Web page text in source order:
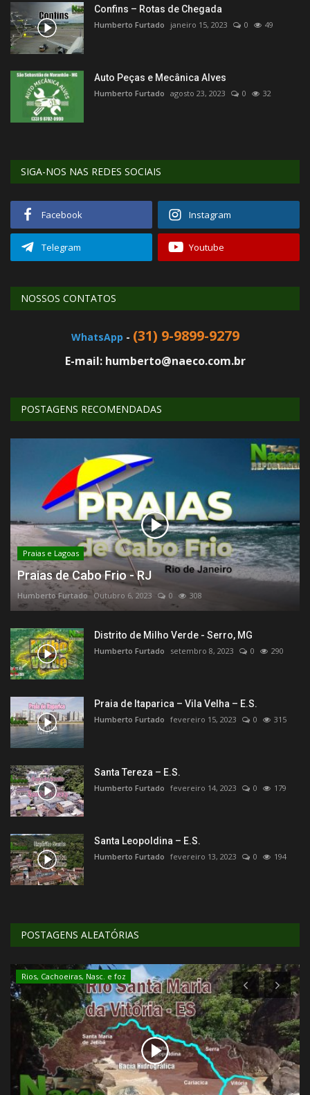
Confins – Rotas de Chegada
Humberto Furtado janeiro 15, 2023 0 49
Auto Peças e Mecânica Alves
Humberto Furtado agosto 23, 2023 0 32
SIGA-NOS NAS REDES SOCIAIS
Facebook Instagram
Telegram Youtube
NOSSOS CONTATOS
WhatsApp - (31) 9-9899-9279
E-mail: humberto@naeco.com.br
POSTAGENS RECOMENDADAS
Praias e Lagoas
Praias de Cabo Frio - RJ
Humberto Furtado Outubro 6, 2023 0 308
Distrito de Milho Verde - Serro, MG
Humberto Furtado setembro 8, 2023 0 290
Praia de Itaparica – Vila Velha – E.S.
Humberto Furtado fevereiro 15, 2023 0 315
Santa Tereza – E.S.
Humberto Furtado fevereiro 14, 2023 0 179
Santa Leopoldina – E.S.
Humberto Furtado fevereiro 13, 2023 0 194
POSTAGENS ALEATÓRIAS
Rios, Cachoeiras, Nasc. e foz